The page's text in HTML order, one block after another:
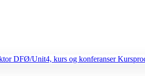
DFØ/Unit4, kurs og konferanser